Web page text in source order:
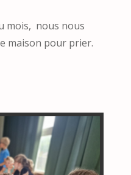
mois, nous nous
maison pour prier.